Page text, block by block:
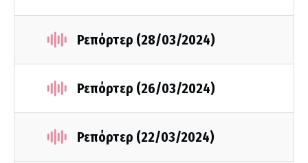
Ρεπόρτερ (28/03/2024)
Ρεπόρτερ (26/03/2024)
Ρεπόρτερ (22/03/2024)